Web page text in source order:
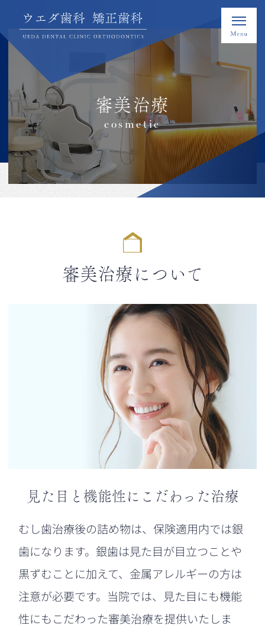
審美治療
cosmetic
審美治療について
見た目と機能性にこだわった治療
むし歯治療後の詰め物は、保険適用内では銀
歯になります。銀歯は見た目が目立つことや
黒ずむことに加えて、金属アレルギーの方は
注意が必要です。当院では、見た目にも機能
性にもこだわった審美治療を提供いたしま